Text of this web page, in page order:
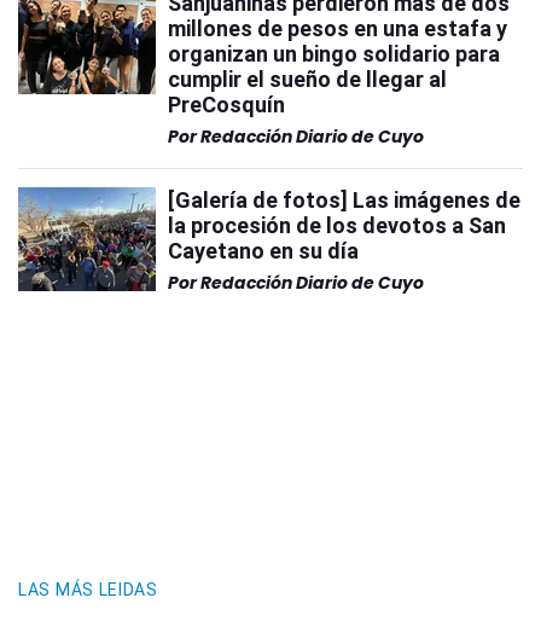
millones de pesos en una estafa y
organizan un bingo solidario para
cumplir el sueño de llegar al
PreCosquín
PorRedacción Diario de Cuyo
[Galería de fotos] Las imágenes de
la procesión de los devotos a San
Cayetano en su día
PorRedacción Diario de Cuyo
LAS MÁS LEIDAS